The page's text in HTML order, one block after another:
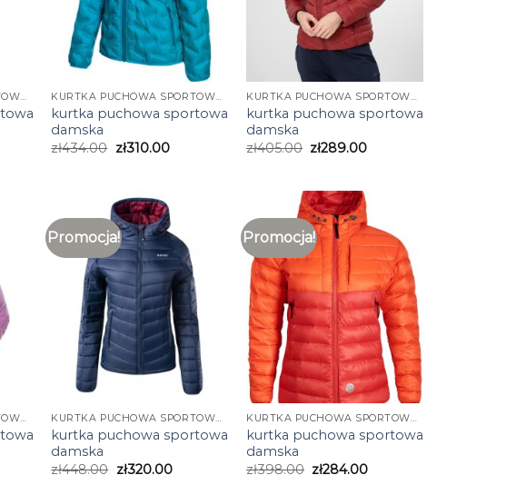
KURTKA PUCHOWA SPORTOWA DAMSKA KURTKA PUCHOWA SPORTOWA DAMSKA
kurtka puchowa sportowa
damska
zł434.00 zł310.00
KURTKA PUCHOWA SPORTOWA DAMSKA
kurtka puchowa sportowa
damska
zł405.00 zł289.00
KURTKA PUCHOWA SPORTOWA DAMSKA
Promocja!
KURTKA PUCHOWA SPORTOWA DAMSKA
kurtka puchowa sportowa
damska
zł448.00 zł320.00
Promocja!
KURTKA PUCHOWA SPORTOWA DAMSKA
kurtka puchowa sportowa
damska
zł398.00 zł284.00